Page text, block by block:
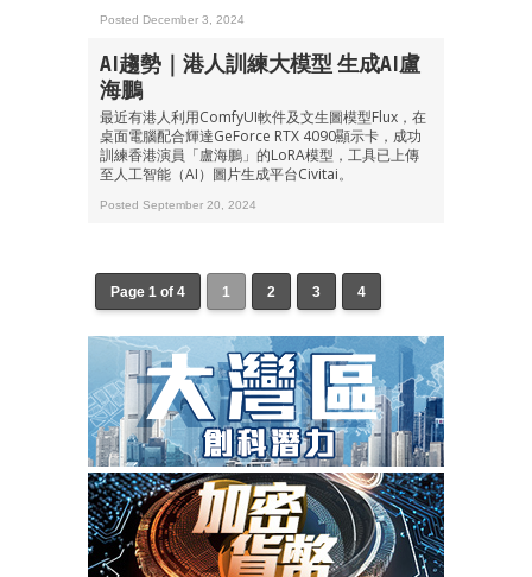
Posted December 3, 2024
AI趨勢｜港人訓練大模型 生成AI盧
海鵬
最近有港人利用ComfyUI軟件及文生圖模型Flux，在
桌面電腦配合輝達GeForce RTX 4090顯示卡，成功
訓練香港演員「盧海鵬」的LoRA模型，工具已上傳
至人工智能（AI）圖片生成平台Civitai。
Posted September 20, 2024
Page 1 of 4 1 2 3 4